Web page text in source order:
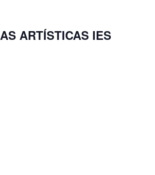
ARTÍSTICAS IES